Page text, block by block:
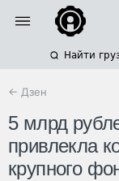
Найти
← Дзен
5 млрд
привлекла
крупного